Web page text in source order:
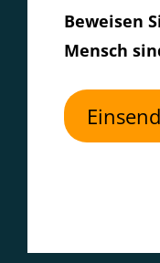
Beweisen
Mensch